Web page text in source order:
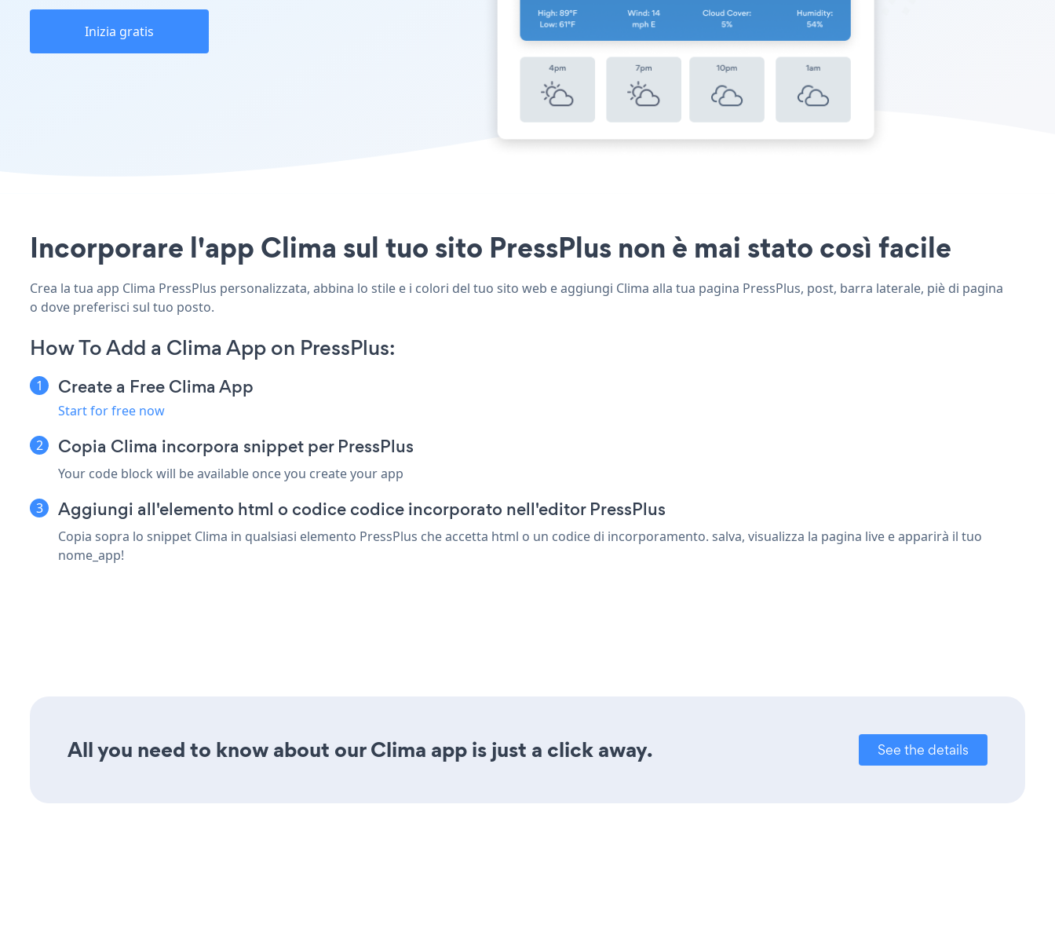
Inizia gratis
Incorporare l'app Clima sul tuo sito PressPlus non è mai stato così facile
Crea la tua app Clima PressPlus personalizzata, abbina lo stile e i colori del tuo sito web e aggiungi Clima alla tua pagina PressPlus, post, barra laterale, piè di pagina
o dove preferisci sul tuo posto.
How To Add a Clima App on PressPlus:
Create a Free Clima App
Start for free now
Copia Clima incorpora snippet per PressPlus
Your code block will be available once you create your app
Aggiungi all'elemento html o codice codice incorporato nell'editor PressPlus
Copia sopra lo snippet Clima in qualsiasi elemento PressPlus che accetta html o un codice di incorporamento. salva, visualizza la pagina live e apparirà il tuo
nome_app!
All you need to know about our Clima app is just a click away. See the details